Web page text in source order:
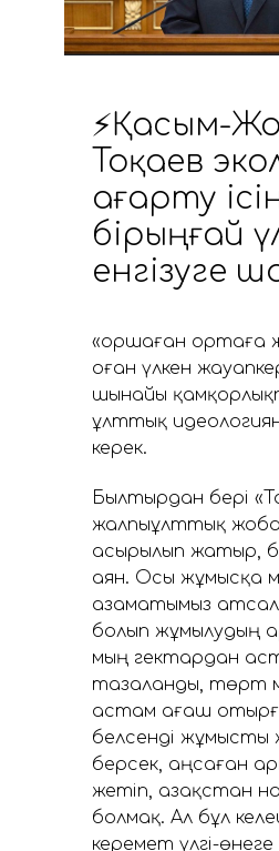
⚡Қасым-
Тоқаев
ағарту
бірыңғай
енгізуге
«Қоршаған ортаға
оған үлкен
шынайы
ұлттық
керек.
Былтырдан бері
жалпыұлттық
асырылып жатыр,
аян. Осы жұмысқа
азаматымыз
болып жұмылудың
мың гектардан
тазаланды, төрт
астам ағаш
белсенді жұмысты
берсек, аңсаған
жетіп, Қазақстан
болмақ. Ал бұл
керемет үлгі-